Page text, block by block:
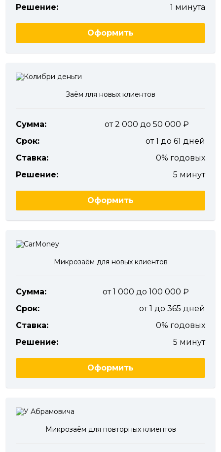
Решение:
1 минута
Оформить
Заём лля новых клиентов
Сумма:
от 2 000 до 50 000
Срок:
от 1 до 61 дней
Ставка:
0% годовых
Решение:
5 минут
Оформить
Микрозаём для новых клиентов
Сумма:
от 1 000 до 100 000
Срок:
от 1 до 365 дней
Ставка:
0% годовых
Решение:
5 минут
Оформить
Микрозаём для повторных клиентов